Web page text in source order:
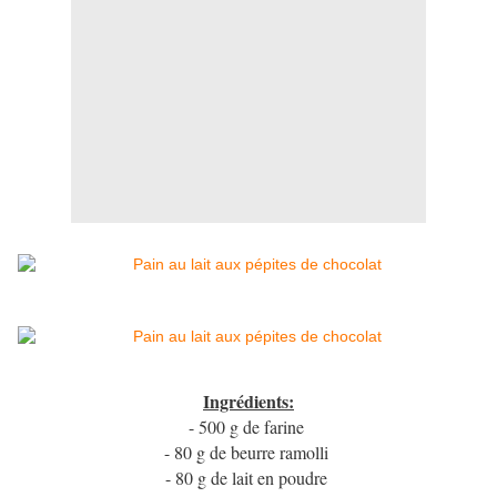
Ingrédients:
- 500 g de farine
- 80 g de beurre ramolli
- 80 g de lait en poudre